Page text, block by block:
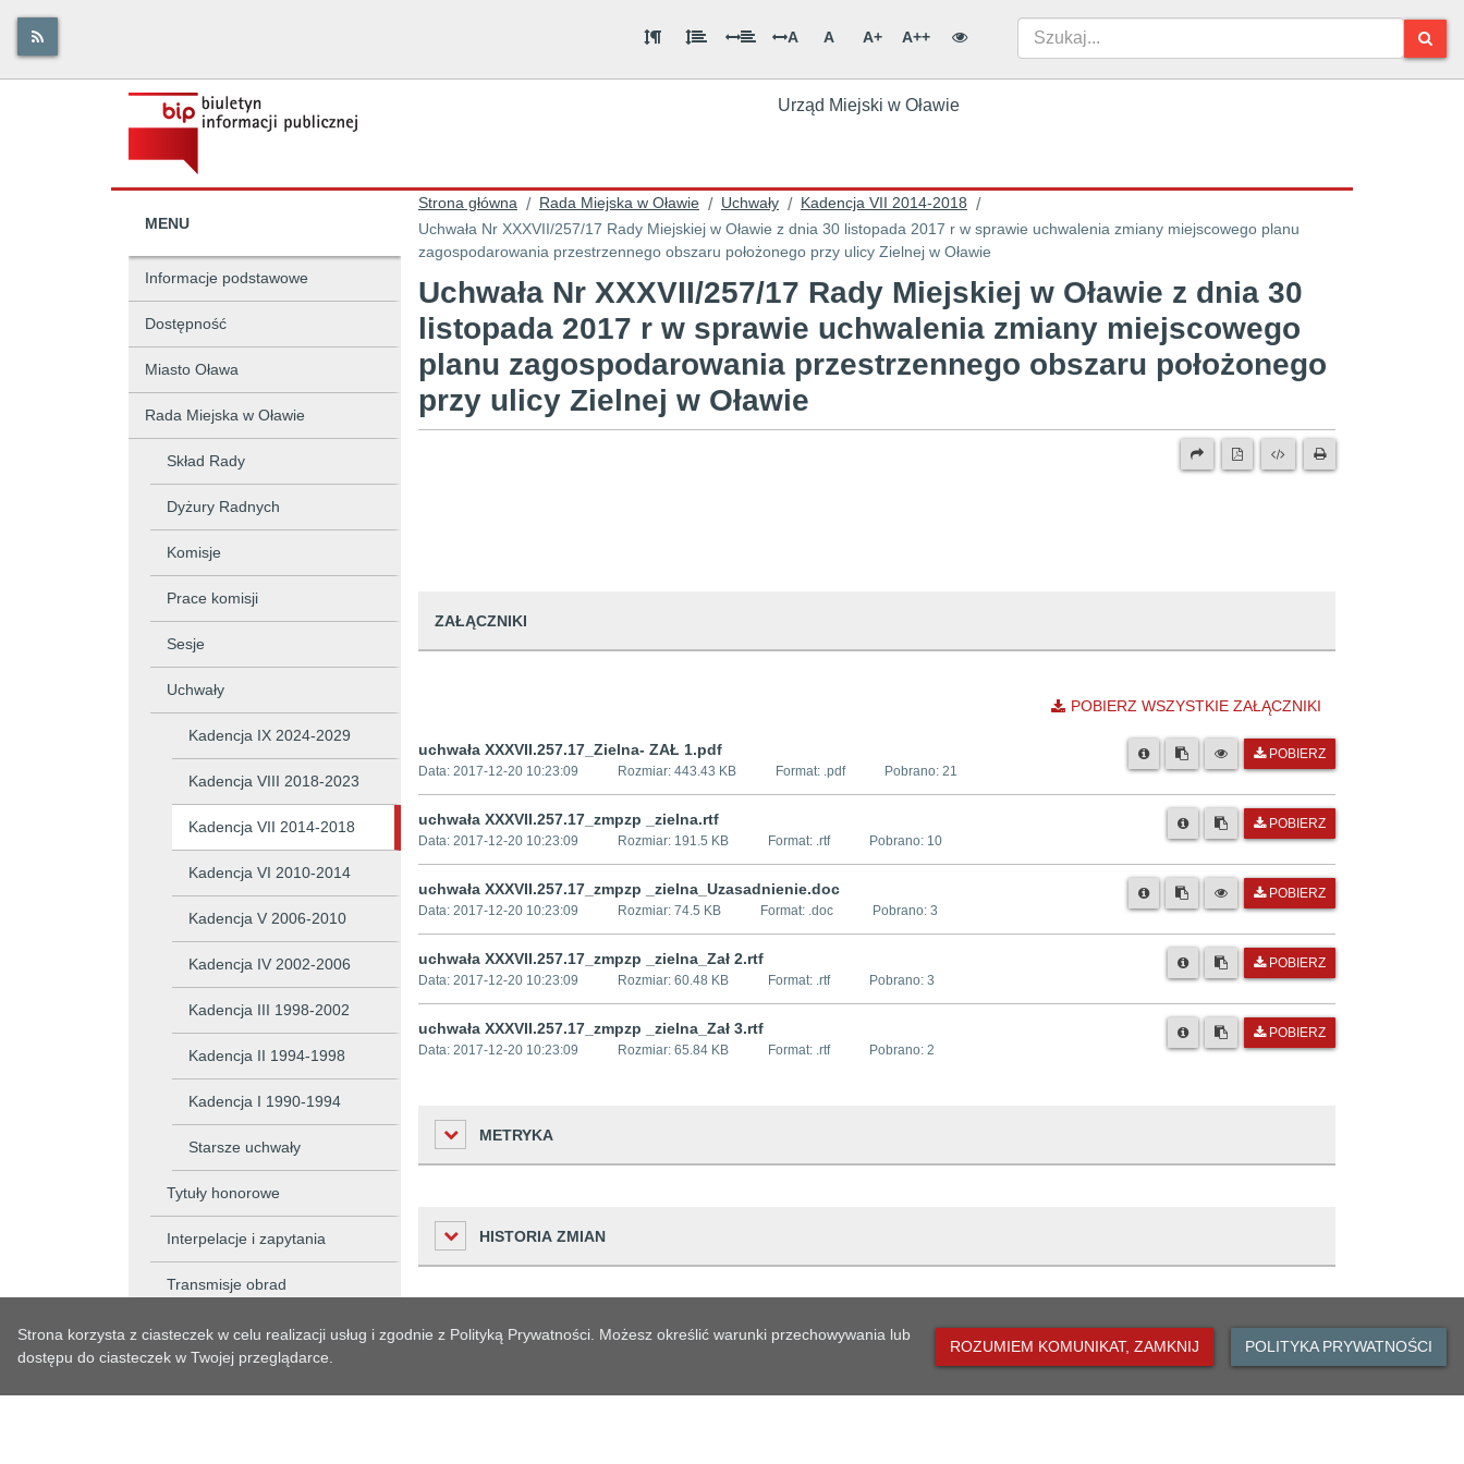
A A A+ A++
Urząd Miejski w Oławie
MENU
Informacje podstawowe
Dostępność
Miasto Oława
Rada Miejska w Oławie
Skład Rady
Dyżury Radnych
Komisje
Prace komisji
Sesje
Uchwały
Kadencja IX 2024-2029
Kadencja VIII 2018-2023
Kadencja VII 2014-2018
Kadencja VI 2010-2014
Kadencja V 2006-2010
Kadencja IV 2002-2006
Kadencja III 1998-2002
Kadencja II 1994-1998
Kadencja I 1990-1994
Starsze uchwały
Tytuły honorowe
Interpelacje i zapytania
Transmisje obrad
Urząd Miejski w Oławie
Strona główna / Rada Miejska w Oławie / Uchwały / Kadencja VII 2014-2018 /
Uchwała Nr XXXVII/257/17 Rady Miejskiej w Oławie z dnia 30 listopada 2017 r w sprawie uchwalenia zmiany miejscowego planu
zagospodarowania przestrzennego obszaru położonego przy ulicy Zielnej w Oławie
Uchwała Nr XXXVII/257/17 Rady Miejskiej w Oławie z dnia 30
listopada 2017 r w sprawie uchwalenia zmiany miejscowego
planu zagospodarowania przestrzennego obszaru położonego
przy ulicy Zielnej w Oławie
ZAŁĄCZNIKI
POBIERZ WSZYSTKIE ZAŁĄCZNIKI
uchwała XXXVII.257.17_Zielna- ZAŁ 1.pdf
Data: 2017-12-20 10:23:09 Rozmiar: 443.43 KB Format: .pdf Pobrano: 21
POBIERZ
uchwała XXXVII.257.17_zmpzp _zielna.rtf
Data: 2017-12-20 10:23:09 Rozmiar: 191.5 KB Format: .rtf Pobrano: 10
POBIERZ
uchwała XXXVII.257.17_zmpzp _zielna_Uzasadnienie.doc
Data: 2017-12-20 10:23:09 Rozmiar: 74.5 KB Format: .doc Pobrano: 3
POBIERZ
uchwała XXXVII.257.17_zmpzp _zielna_Zał 2.rtf
Data: 2017-12-20 10:23:09 Rozmiar: 60.48 KB Format: .rtf Pobrano: 3
POBIERZ
uchwała XXXVII.257.17_zmpzp _zielna_Zał 3.rtf
Data: 2017-12-20 10:23:09 Rozmiar: 65.84 KB Format: .rtf Pobrano: 2
POBIERZ
METRYKA
Liczba odwiedzin
Podmiot udostępniający informację Urząd Miejski w Oławie
Osoba wprowadzająca informację Sylwia Kędzierska
Osoba odpowiedzialna Andrzej Solski
HISTORIA ZMIAN
Skopiowano
Strona korzysta z ciasteczek w celu realizacji usług i zgodnie z Polityką Prywatności. Możesz określić warunki przechowywania lub
dostępu do ciasteczek w Twojej przeglądarce.
ROZUMIEM KOMUNIKAT, ZAMKNIJ POLITYKA PRYWATNOŚCI